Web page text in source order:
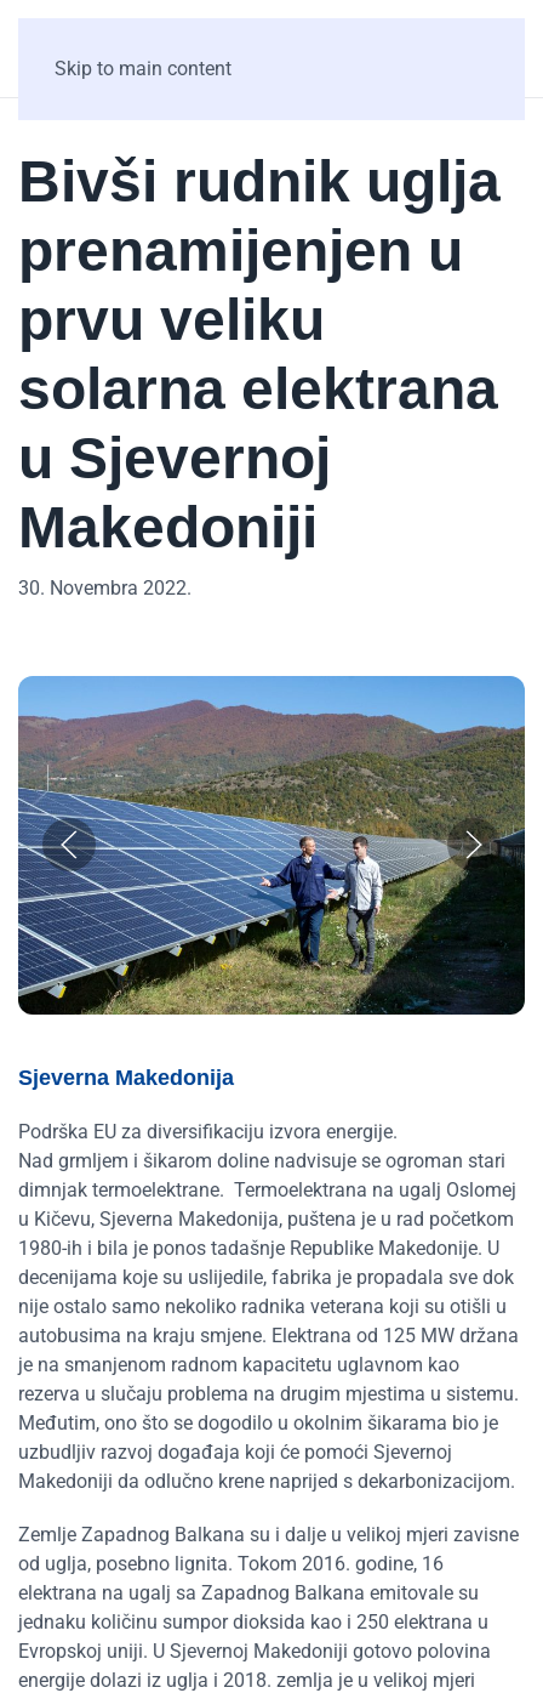
Skip to main content
Bivši rudnik uglja
prenamijenjen u
prvu veliku
solarna elektrana
u Sjevernoj
Makedoniji
30. Novembra 2022.
Sjeverna Makedonija
Podrška EU za diversifikaciju izvora energije.
Nad grmljem i šikarom doline nadvisuje se ogroman stari
dimnjak termoelektrane. Termoelektrana na ugalj Oslomej
u Kičevu, Sjeverna Makedonija, puštena je u rad početkom
1980-ih i bila je ponos tadašnje Republike Makedonije. U
decenijama koje su uslijedile, fabrika je propadala sve dok
nije ostalo samo nekoliko radnika veterana koji su otišli u
autobusima na kraju smjene. Elektrana od 125 MW držana
je na smanjenom radnom kapacitetu uglavnom kao
rezerva u slučaju problema na drugim mjestima u sistemu.
Međutim, ono što se dogodilo u okolnim šikarama bio je
uzbudljiv razvoj događaja koji će pomoći Sjevernoj
Makedoniji da odlučno krene naprijed s dekarbonizacijom.
Zemlje Zapadnog Balkana su i dalje u velikoj mjeri zavisne
od uglja, posebno lignita. Tokom 2016. godine, 16
elektrana na ugalj sa Zapadnog Balkana emitovale su
jednaku količinu sumpor dioksida kao i 250 elektrana u
Evropskoj uniji. U Sjevernoj Makedoniji gotovo polovina
energije dolazi iz uglja i 2018. zemlja je u velikoj mjeri